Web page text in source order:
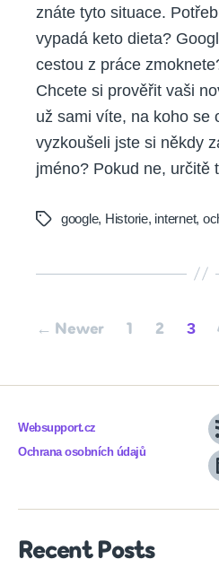
znáte tyto situace.
vypadá keto dieta?
cestou z práce
Chcete si prověřit vaši
už sami víte, na koho se
vyzkoušeli jste si někdy
jméno? Pokud ne,
Tagsgoogle, Historie, internet,
Posts
← Newer 1 2 3
Websupport.cz
Ochrana osobních údajů
Recent Posts